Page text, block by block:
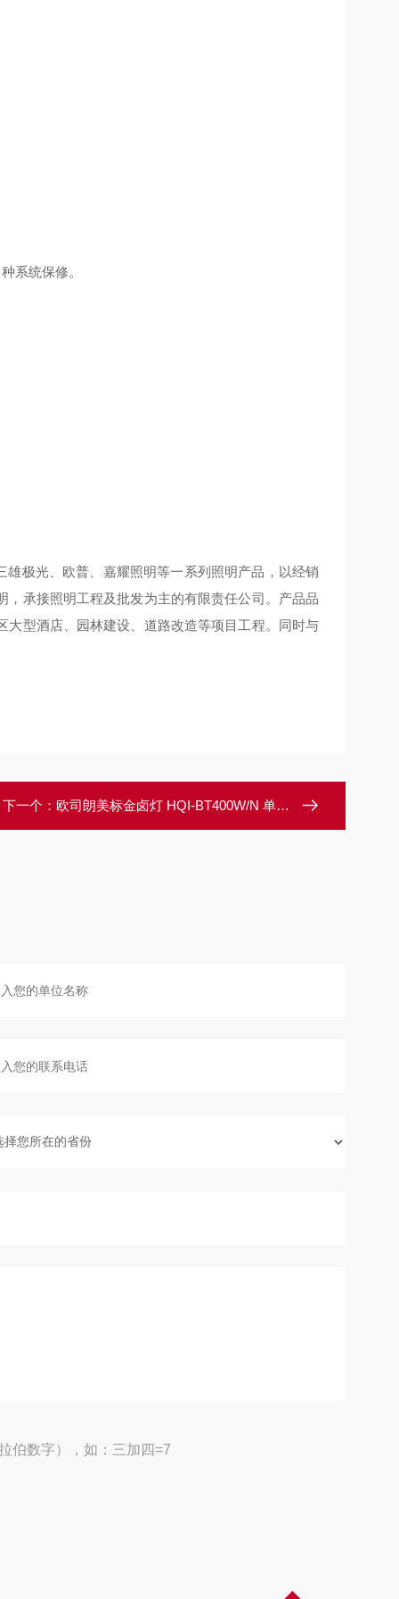
系统保修。
极光、欧普、嘉耀照明等一系列照明产品，以经销
承接照明工程及批发为主的有限责任公司。产品品
型酒店、园林建设、道路改造等项目工程。同时与
下一个： 欧司朗美标金卤灯 HQI-BT400W/N 单端金卤灯
伯数字），如：三加四=7